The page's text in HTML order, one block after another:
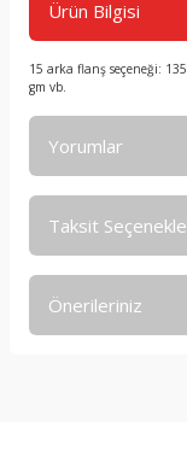
Ürün Bilgisi
15 arka flanş seçeneği:
gm vb.
Yorumlar
Taksit
Önerileriniz